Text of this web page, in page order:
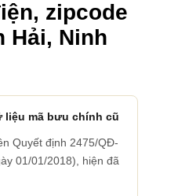
zipcode
Hải, Ninh
liệu mã bưu chính cũ
Quyết định 2475/QĐ-
01/01/2018), hiện đã